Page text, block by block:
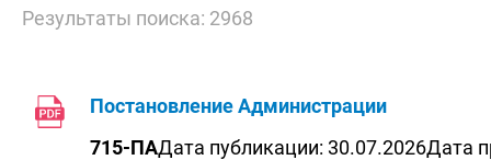
Результаты поиска: 2968
Постановление Администрации
715-ПАДата публикации: 30.07.2026Дата